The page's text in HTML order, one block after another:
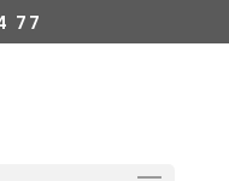
77